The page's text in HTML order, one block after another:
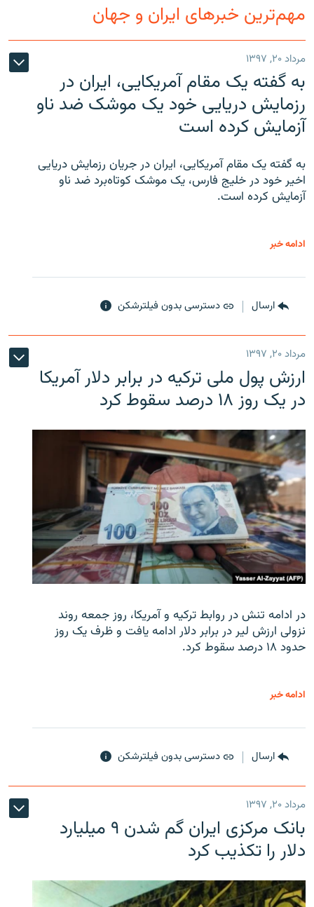
مهم‌ترین خبرهای ایران و جهان
مرداد ۲۰, ۱۳۹۷
به گفته یک مقام آمریکایی، ایران در
رزمایش دریایی خود یک موشک ضد ناو
آزمایش کرده است
به گفته یک مقام آمریکایی، ایران در جریان رزمایش دریایی
اخیر خود در خلیج فارس، یک موشک کوتاه‌برد ضد ناو
آزمایش کرده است.
ادامه خبر
ارسال دسترسی بدون فیلترشکن
مرداد ۲۰, ۱۳۹۷
ارزش پول ملی ترکیه در برابر دلار آمریکا
در یک روز ۱۸ درصد سقوط کرد
در ادامه تنش در روابط ترکیه و آمریکا، روز جمعه روند
نزولی ارزش لیر در برابر دلار ادامه یافت و ظرف یک روز
حدود ۱۸ درصد سقوط کرد.
ادامه خبر
ارسال دسترسی بدون فیلترشکن
مرداد ۲۰, ۱۳۹۷
بانک مرکزی ایران گم شدن ۹ میلیارد
دلار را تکذیب کرد